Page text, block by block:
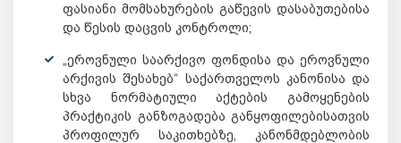
ფასიანი მომსახურების გაწევის დასაბუთებისა
და წესის დაცვის კონტროლი;
„ეროვნული საარქივო ფონდისა და ეროვნული
არქივის შესახებ“ საქართველოს კანონისა და
სხვა ნორმატიული აქტების გამოყენების
პრაქტიკის განზოგადება განყოფილებისათვის
პროფილურ საკითხებზე, კანონმდებლობის